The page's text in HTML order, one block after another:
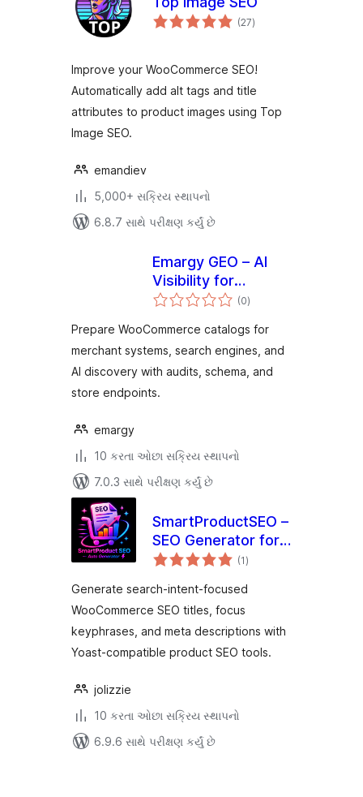
(27કુલ
રેટિંગ્સ
)
Improve your WooCommerce SEO!
Automatically add alt tags and title
attributes to product images using Top
Image SEO.
emandiev
5,000+ સક્રિય સ્થાપનો
6.8.7 સાથે પરીક્ષણ કર્યું છે
Emargy GEO – AI
Visibility for
WooCommerce
(0કુલ
રેટિંગ્સ
)
Prepare WooCommerce catalogs for
merchant systems, search engines, and
AI discovery with audits, schema, and
store endpoints.
emargy
10 કરતા ઓછા સક્રિય સ્થાપનો
7.0.3 સાથે પરીક્ષણ કર્યું છે
SmartProductSEO –
SEO Generator for
WooCommerce
(1કુલ
રેટિંગ્સ
)
Generate search-intent-focused
WooCommerce SEO titles, focus
keyphrases, and meta descriptions with
Yoast-compatible product SEO tools.
jolizzie
10 કરતા ઓછા સક્રિય સ્થાપનો
6.9.6 સાથે પરીક્ષણ કર્યું છે